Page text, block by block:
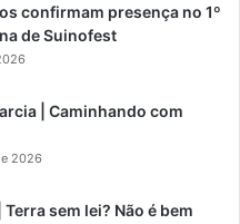
confirmam presença no 1º
de Suinofest
| Caminhando com
2026
sem lei? Não é bem